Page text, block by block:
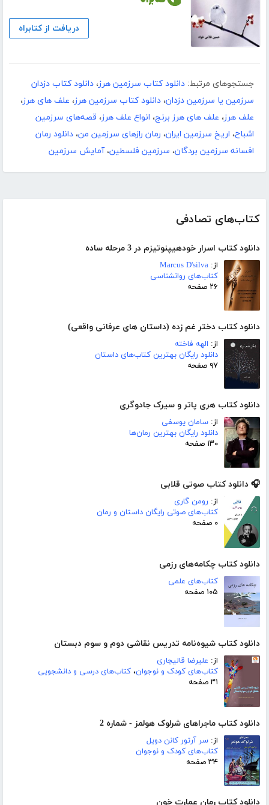
کتاب‌های تصادفی
دانلود کتاب اسرار خودهیپنوتیزم در 3 مرحله ساده
از: Marcus D'silva
کتاب‌های روانشناسی
۲۶ صفحه
دانلود کتاب دختر غم زده (داستان های عرفانی واقعی)
از: الهه فاخته
دانلود رایگان بهترین کتاب‌های داستان
۹۷ صفحه
دانلود کتاب هری پاتر و سیرک جادوگری
از: سامان یوسفی
دانلود رایگان بهترین رمان‌ها
۱۳۰ صفحه
🎧 دانلود کتاب صوتی قلابی
از: رومن گاری
کتاب‌های صوتی رایگان داستان و رمان
۰ صفحه
دانلود کتاب چکامه‌های رزمی
کتاب‌های علمی
۱۰۵ صفحه
دانلود کتاب شیوه‌نامه تدریس نقاشی دوم و سوم دبستان
از: علیرضا قالیجاری
کتاب‌های کودک و نوجوان، کتاب‌های درسی و دانشجویی
۳۱ صفحه
دانلود کتاب ماجراهای شرلوک هولمز - شماره 2
از: سر آرتور کانن دویل
کتاب‌های کودک و نوجوان
۳۴ صفحه
دانلود کتاب رمان عمارت خون
دریافت از کتابراه
جستجوهای مرتبط: دانلود کتاب سرزمین هرز، دانلود کتاب دزدان
سرزمین یا سرزمین دزدان، دانلود کتاب سرزمین هرز، علف های هرز،
علف هرز، علف های هرز برنج، انواع علف هرز، قصه‌های سرزمین
اشباح، اریخ سرزمین ایران، رمان رازهای سرزمین من، دانلود رمان
افسانه سرزمین بردگان، سرزمین فلسطین،آمایش سرزمین